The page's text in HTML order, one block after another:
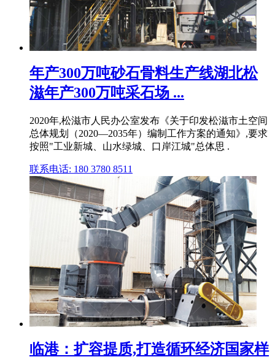
年产300万吨砂石骨料生产线湖北松
滋年产300万吨采石场 ...
2020年,松滋市人民办公室发布《关于印发松滋市土空间
总体规划（2020—2035年）编制工作方案的通知》,要求
按照"工业新城、山水绿城、口岸江城"总体思 .
联系电话: 180 3780 8511
临港：扩容提质,打造循环经济国家样